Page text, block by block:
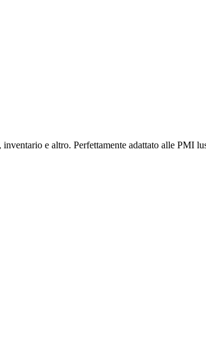
e altro. Perfettamente adattato alle PMI